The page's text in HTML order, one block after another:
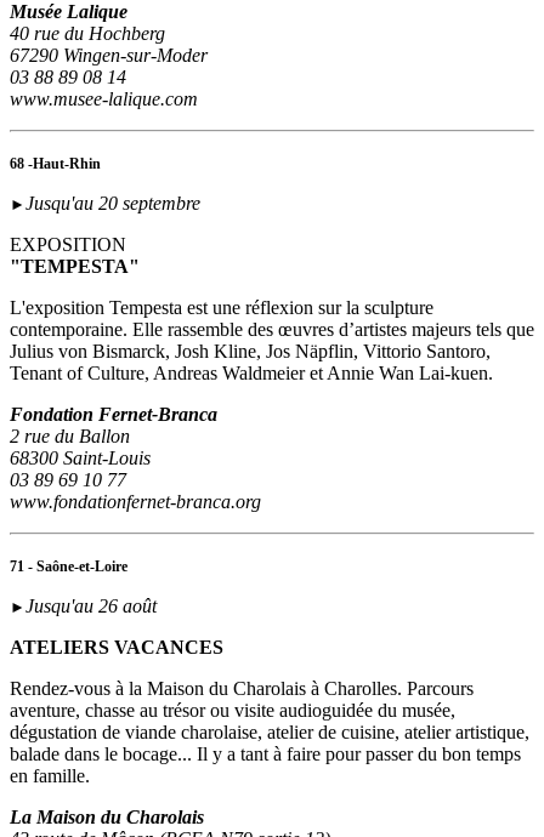
Musée Lalique
40 rue du Hochberg
67290 Wingen-sur-Moder
03 88 89 08 14
www.musee-lalique.com
68 -Haut-Rhin
► Jusqu'au 20 septembre
EXPOSITION
"TEMPESTA"
L'exposition Tempesta est une réflexion sur la sculpture
contemporaine. Elle rassemble des œuvres d’artistes majeurs tels que
Julius von Bismarck, Josh Kline, Jos Näpflin, Vittorio Santoro,
Tenant of Culture, Andreas Waldmeier et Annie Wan Lai-kuen.
Fondation Fernet-Branca
2 rue du Ballon
68300 Saint-Louis
03 89 69 10 77
www.fondationfernet-branca.org
71 - Saône-et-Loire
► Jusqu'au 26 août
ATELIERS VACANCES
Rendez-vous à la Maison du Charolais à Charolles. Parcours
aventure, chasse au trésor ou visite audioguidée du musée,
dégustation de viande charolaise, atelier de cuisine, atelier artistique,
balade dans le bocage... Il y a tant à faire pour passer du bon temps
en famille.
La Maison du Charolais